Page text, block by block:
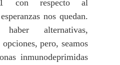
con respecto al
nos quedan.
alternativas,
pero, seamos
inmunodeprimidas